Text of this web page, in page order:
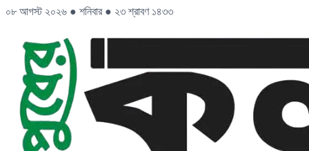
০৮ আগস্ট ২০২৬ ● শনিবার ● ২৩ শ্রাবণ ১৪৩৩